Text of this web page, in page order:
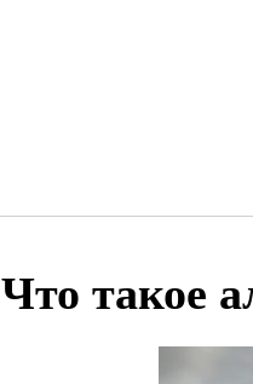
Что такое